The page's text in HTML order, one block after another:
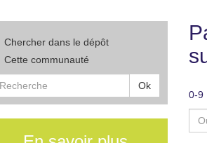
Chercher dans le dépôt
Cette communauté
Ok
0-9